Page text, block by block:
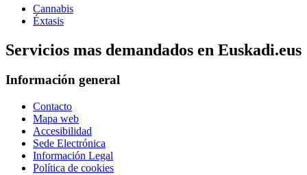
Cannabis
Éxtasis
Servicios mas demandados en Euskadi.eus
Información general
Contacto
Mapa web
Accesibilidad
Sede Electrónica
Información Legal
Política de cookies